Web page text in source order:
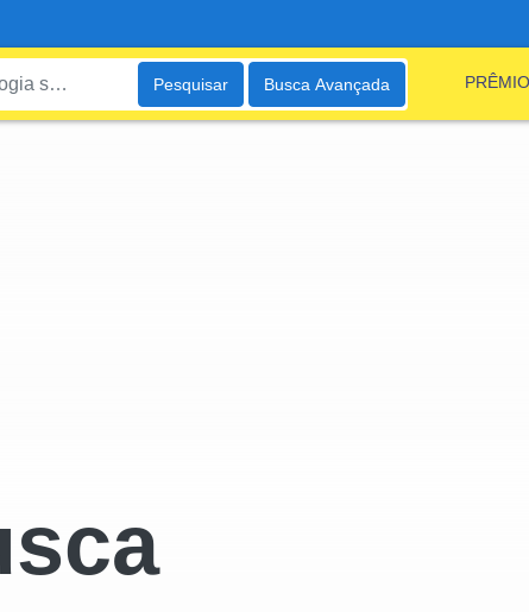
Pesquisar Busca Avançada